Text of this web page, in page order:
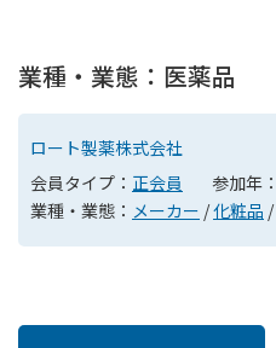
業種・業態：医薬品
ロート製薬株式会社
会員タイプ： 正会員 参加年：
業種・業態： メーカー /化粧品 /